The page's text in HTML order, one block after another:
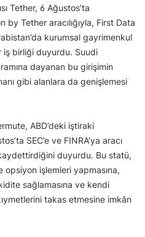
Tether, 6 Ağustos’ta
Tether aracılığıyla, First Data
kurumsal gayrimenkul
iş birliği duyurdu. Suudi
dayanan bu girişimin
gibi alanlara da genişlemesi
ABD’deki iştiraki
SEC’e ve FINRA’ya aracı
duyurdu. Bu statü,
opsiyon işlemleri yapmasına,
sağlamasına ve kendi
takas etmesine imkân